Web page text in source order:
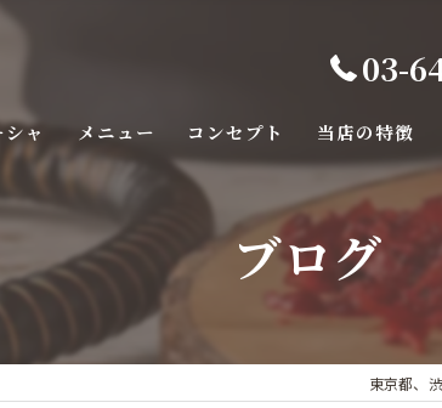
03-
シャ メニュー コンセプト 当店の特徴
バー
カフェ
カラオケ
デート
ブログ
東京都、